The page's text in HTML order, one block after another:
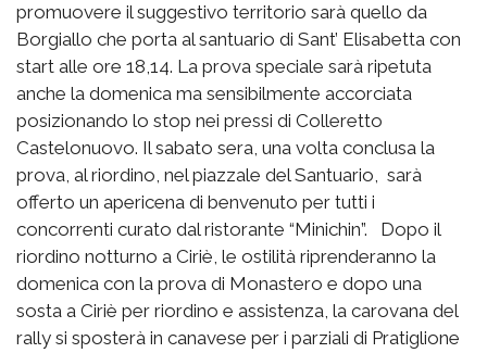
promuovere il suggestivo territorio sarà quello da
Borgiallo che porta al santuario di Sant’ Elisabetta con
start alle ore 18,14. La prova speciale sarà ripetuta
anche la domenica ma sensibilmente accorciata
posizionando lo stop nei pressi di Colleretto
Castelonuovo. Il sabato sera, una volta conclusa la
prova, al riordino, nel piazzale del Santuario, sarà
offerto un apericena di benvenuto per tutti i
concorrenti curato dal ristorante “Minichin”. Dopo il
riordino notturno a Ciriè, le ostilità riprenderanno la
domenica con la prova di Monastero e dopo una
sosta a Ciriè per riordino e assistenza, la carovana del
rally si sposterà in canavese per i parziali di Pratiglione